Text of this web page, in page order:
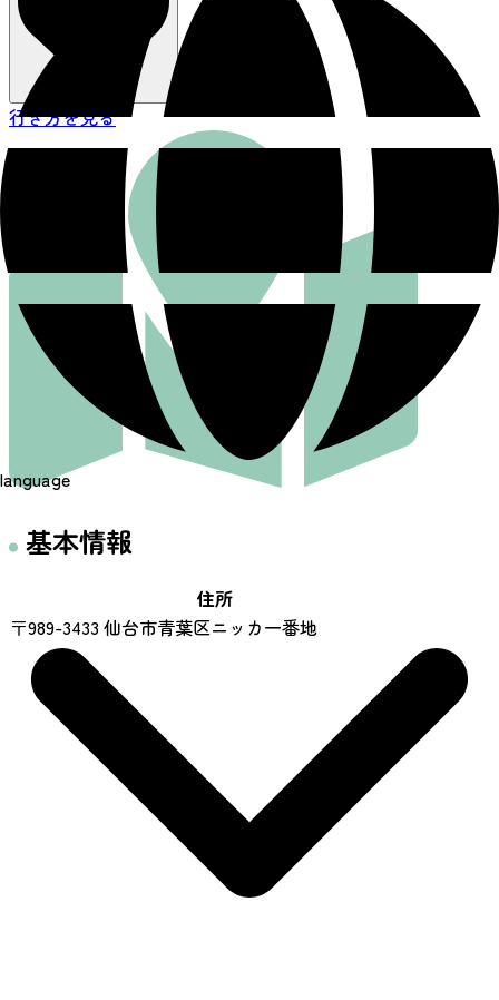
language
行き方を見る
基本情報
住所
〒989-3433 仙台市青葉区ニッカ一番地